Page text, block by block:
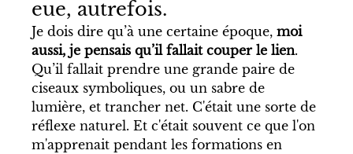
eue, autrefois.
Je dois dire qu’à une certaine époque, moi
aussi, je pensais qu’il fallait couper le lien.
Qu’il fallait prendre une grande paire de
ciseaux symboliques, ou un sabre de
lumière, et trancher net. C'était une sorte de
réflexe naturel. Et c'était souvent ce que l'on
m'apprenait pendant les formations en